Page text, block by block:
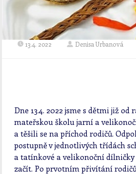
13.4. 2022 Denisa Urbanová
Dne 13.4. 2022 jsme s dětmi již
mateřskou školu jarní a
a těšili se na příchod rodičů.
postupně v jednotlivých třídách
a tatínkové a velikonoční
začít. Po prvotním přivítání